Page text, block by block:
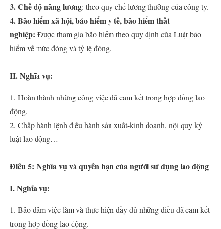
3. Chế độ nâng lương: theo quy chế lương thưởng của công ty.
4. Bảo hiểm xã hội, bảo hiểm y tế, bảo hiểm thất
nghiệp: Được tham gia bảo hiểm theo quy định của Luật bảo
hiểm về mức đóng và tỷ lệ đóng.
II. Nghĩa vụ:
1. Hoàn thành những công việc đã cam kết trong hợp đồng lao
động.
2. Chấp hành lệnh điều hành sản xuất-kinh doanh, nội quy kỷ
luật lao động…
Điều 5: Nghĩa vụ và quyền hạn của người sử dụng lao động
I. Nghĩa vụ:
1. Bảo đảm việc làm và thực hiện đầy đủ những điều đã cam kết
trong hợp đồng lao động.